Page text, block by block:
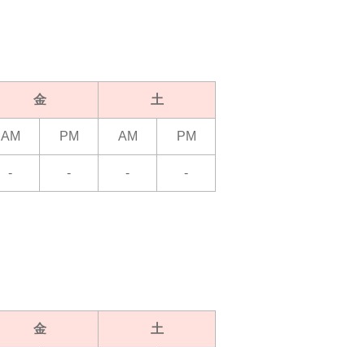
金 土
AM PM AM PM
- - - -
金 土